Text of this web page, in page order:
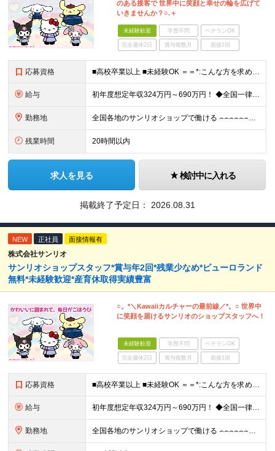
のある接客で 世界中に笑顔と幸せの輪を広げて
いきませんか？○.＋
未経験歓迎 学歴不問 ベテランOK
完全週休2日 賞与複数月 面接1回
応募資格 ■高校卒業以上 ■未経験OK ＝＝*:こんな方を求めています！:*＝＝ ・サンリオが好き・可愛いものが好き （「実は最近のキャラクターには詳しくない…」という方も、入社後に少しずつ覚えていければ大丈
給与 初年度想定年収324万円～690万円！ ◆全国一律 月給230,000円～＋賞与＋通勤手当＋役職手当＋時間外手当 《手当充実！》 ＊昇給/年1回 ＊賞与/年2回（7月/12月） ＊通勤手当：交通費
勤務地 全国各地のサンリオショップで働ける ⌢⌢⌢⌢⌢⌢⌢⌢⌢⌢⌢⌢⌢⌢⌢⌢⌢⌢・.☆ ★詳細の勤務地はご本人の希望と面接を通じて決定いたします。 ＼以下の募集店舗は特に積極採用中！！／ ＜東京＞ ◎SA
残業時間 20時間以内
求人を見る 検討中に入れる
掲載終了予定日： 2026.08.31
NEW 正社員 面接情報有
株式会社サンリオ
サンリオショップスタッフ*賞与年2回*残業少なめ*ピューロランド
無料*未経験歓迎*産育休取得実績豊富
○。*＼Kawaiiカルチャーの最前線／*。○ 世界中
に笑顔を届けるサンリオのショップスタッフへ！
未経験歓迎 学歴不問 ベテランOK
完全週休2日 賞与複数月 面接1回
応募資格 ■高校卒業以上 ■未経験OK ＝＝*:こんな方を求めています！:*＝＝ ◇サンリオのキャラクターが好きな方 ◇自分のアイデアを店舗づくりに活かしたい方 ◇仕事を通してお客さまを笑顔にしたい方 ◇キャ
給与 初年度想定年収324万円～690万円！ ◆全国一律 月給230,000円～＋賞与＋通勤手当＋役職手当＋時間外手当 《手当充実！》 ＊昇給/年1回 ＊賞与/年2回（7月/12月） ＊通勤手当：交通費
勤務地 全国各地のサンリオショップで働ける ⌢⌢⌢⌢⌢⌢⌢⌢⌢⌢⌢⌢⌢⌢⌢⌢⌢⌢・.☆ ★詳細の勤務地はご本人の希望と面接を通じて決定いたします。 【募集エリア】 関東・関西（大阪・京都）・中部・九州 ※